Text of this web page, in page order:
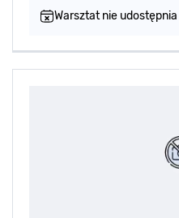
Warsztat nie